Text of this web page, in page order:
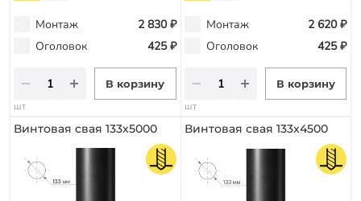
Монтаж
2 830 ₽
Оголовок
425 ₽
В корзину
шт
Монтаж
2 620 ₽
Оголовок
425 ₽
В корзину
шт
Винтовая свая 133х5000 Винтовая свая 133х4500